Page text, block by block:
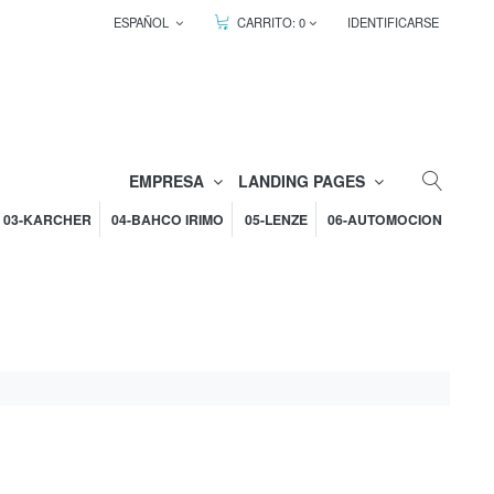
ESPAÑOL CARRITO:0 IDENTIFICARSE
EMPRESA LANDING PAGES
03-KARCHER 04-BAHCO IRIMO 05-LENZE 06-AUTOMOCION